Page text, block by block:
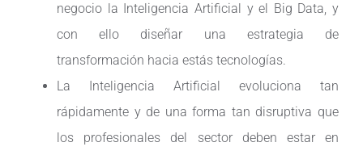
negocio la Inteligencia Artificial y el Big Data, y
con ello diseñar una estrategia de
transformación hacia estás tecnologías.
La Inteligencia Artificial evoluciona tan
rápidamente y de una forma tan disruptiva que
los profesionales del sector deben estar en